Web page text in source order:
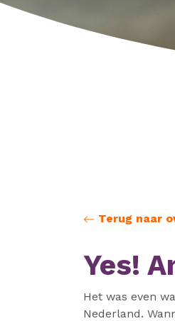
Terug naar
Yes!
Het was even
Nederland.